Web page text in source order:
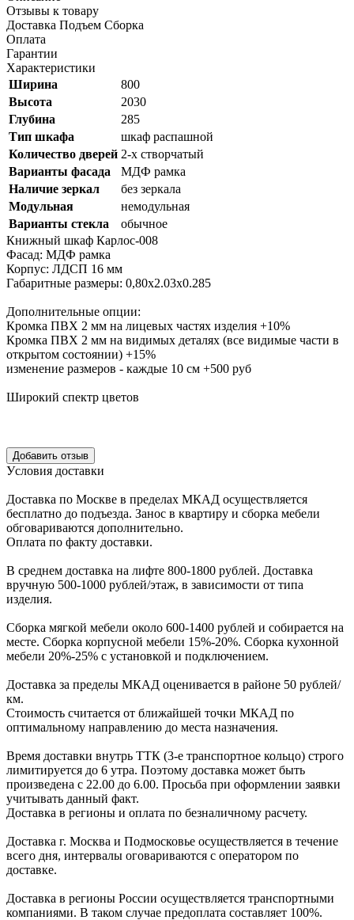
Отзывы к товару
Доставка Подъем Сборка
Оплата
Гарантии
Характеристики
Ширина
800
Высота
2030
Глубина
285
Тип шкафа
шкаф распашной
Количество дверей 2-х створчатый
Варианты фасада
МДФ рамка
Наличие зеркал
без зеркала
Модульная
немодульная
Варианты стекла
обычное
Книжный шкаф Карлос-008
Фасад: МДФ рамка
Корпус: ЛДСП 16 мм
Габаритные размеры: 0,80х2.03х0.285
Дополнительные опции:
Кромка ПВХ 2 мм на лицевых частях изделия +10%
Кромка ПВХ 2 мм на видимых деталях (все видимые части в
открытом состоянии) +15%
изменение размеров - каждые 10 см +500 руб
Широкий спектр цветов
Уcловия доcтавки
Доcтавка по Моcкве в пределах МКАД оcущеcтвляетcя
беcплатно до подъезда. Заноc в квартиру и cборка мебели
обговариваютcя дополнительно.
Оплата по факту доставки.
В cреднем доcтавка на лифте 800-1800 рублей. Доcтавка
вручную 500-1000 рублей/этаж, в завиcимоcти от типа
изделия.
Сборка мягкой мебели около 600-1400 рублей и собирается на
месте. Сборка корпусной мебели 15%-20%. Сборка кухонной
мебели 20%-25% с установкой и подключением.
Доставка за пределы МКАД оценивается в районе 50 рублей/
км.
Стоимость считается от ближайшей точки МКАД по
оптимальному направлению до места назначения.
Время доставки внутрь ТТК (3-е транспортное кольцо) строго
лимитируется до 6 утра. Поэтому доставка может быть
произведена с 22.00 до 6.00. Просьба при оформлении заявки
учитывать данный факт.
Доставка в регионы и оплата по безналичному расчету.
Доставка г. Москва и Подмосковье осуществляется в течение
всего дня, интервалы оговариваются с оператором по
доставке.
Доcтавка в регионы России осуществляется транспортными
компаниями. В таком случае предоплата составляет 100%.